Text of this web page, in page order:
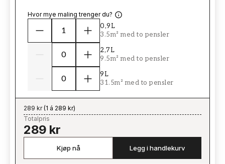
Hvor mye maling trenger du?
0,9L
3.5m² med to pensler
2,7L
9.5m² med to pensler
9L
31.5m² med to pensler
289 kr(1 á 289 kr)
Totalpris
289 kr
Kjøp nå Legg i handlekurv